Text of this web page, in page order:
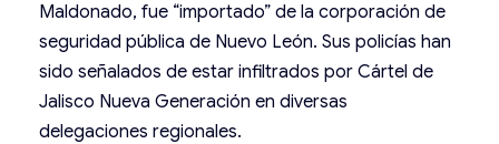
Maldonado, fue “importado” de la corporación de
seguridad pública de Nuevo León. Sus policías han
sido señalados de estar infiltrados por Cártel de
Jalisco Nueva Generación en diversas
delegaciones regionales.